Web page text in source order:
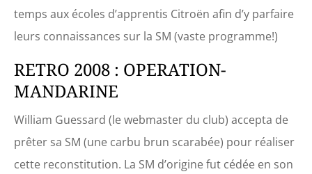
temps aux écoles d’apprentis Citroën afin d’y parfaire
leurs connaissances sur la SM (vaste programme!)
RETRO 2008 : OPERATION-
MANDARINE
William Guessard (le webmaster du club) accepta de
prêter sa SM (une carbu brun scarabée) pour réaliser
cette reconstitution. La SM d’origine fut cédée en son